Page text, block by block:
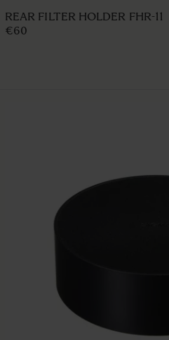
LENS HOOD LH876-01
€49 95